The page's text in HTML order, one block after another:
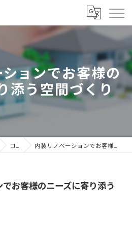
ョンでお客様の
添う空間づくり
コラム 内装リノベーションでお客様のニーズに寄り添う空間づくり
お客様のニーズに寄り添う